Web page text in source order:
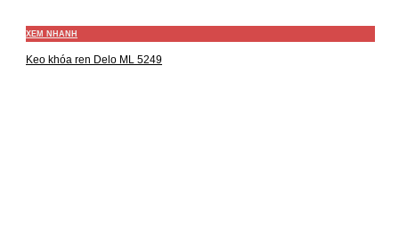
XEM NHANH
Keo khóa ren Delo ML 5249